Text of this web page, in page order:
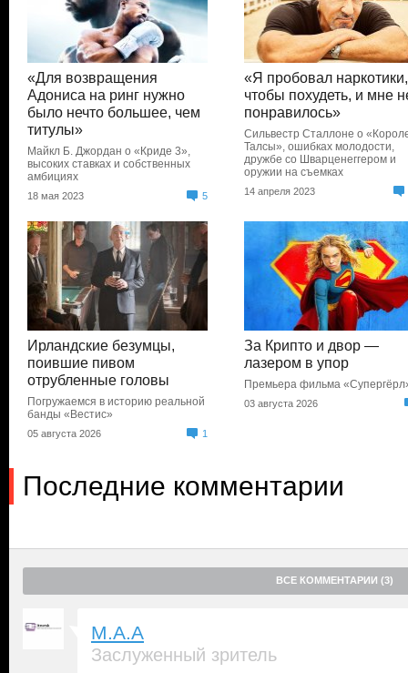
«Для возвращения
Адониса на ринг нужно
было нечто большее, чем
титулы»
Майкл Б. Джордан о «Криде 3»,
высоких ставках и собственных
амбициях
18 мая 2023 5
«Я пробовал наркотики,
чтобы похудеть, и мне
понравилось»
Сильвестр Сталлоне о
Талсы», ошибках молодости,
дружбе со Шварценеггером и
оружии на съемках
14 апреля 2023
Ирландские безумцы,
поившие пивом
отрубленные головы
Погружаемся в историю реальной
банды «Вестис»
05 августа 2026 1
За Крипто и двор —
лазером в упор
Премьера фильма
03 августа 2026
Последние комментарии
ВСЕ КОММЕНТАРИИ (3)
M.A.A
Заслуженный зритель